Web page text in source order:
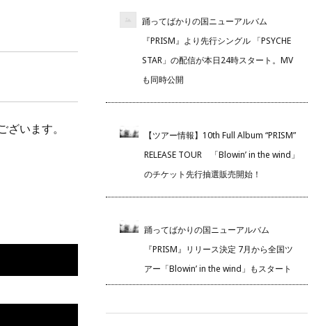
います。
踊ってばかりの国ニューアルバム
『PRISM』より先行シングル 「PSYCHE
STAR」の配信が本日24時スタート。MV
も同時公開
【ツアー情報】10th Full Album “PRISM”
RELEASE TOUR 「Blowin’ in the wind」
のチケット先行抽選販売開始！
踊ってばかりの国ニューアルバム
『PRISM』リリース決定 7月から全国ツ
アー「Blowin’ in the wind」もスタート